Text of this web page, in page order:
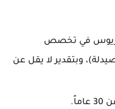
في تخصص
وبتقدير لا يقل عن